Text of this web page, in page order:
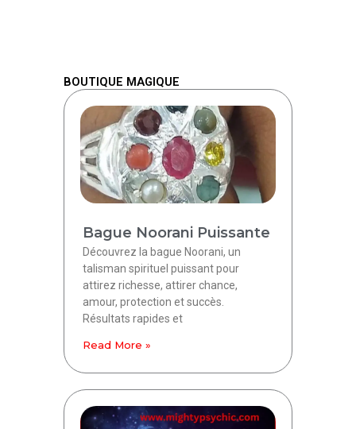
BOUTIQUE MAGIQUE
Bague Noorani Puissante
Découvrez la bague Noorani, un
talisman spirituel puissant pour
attirez richesse, attirer chance,
amour, protection et succès.
Résultats rapides et
Read More »